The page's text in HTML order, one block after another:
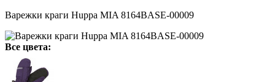
Варежки краги Huppa MIA 8164BASE-00009
Все цвета: